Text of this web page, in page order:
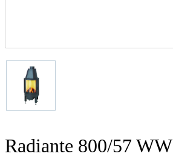
Radiante 800/57 WW